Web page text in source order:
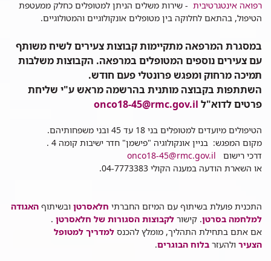
רפואה אינטגרטיבית - שירות משלים הניתן למטופלים כחלק ממעטפת
הטיפול, בהתאם לחלוקה בין מטופלים אונקולוגיים והמטולוגיים.
במסגרת המרפאה מתקיימות קבוצות צעירים לשיח משותף
עם צעירים נוספים המטופלים במרפאה. הקבוצות משלבות
תמיכה מרחוק ומפגש פרונטלי פעם חודש.
השתתפות בקבוצה מותנית בהרשמה מראש ע"י שליחת
פרטים לדוא"ל onco18-45@rmc.gov.il
הטיפולים מיועדים למטופלים בני 18 עד 45 ובני משפחותיהם
.
מקום המפגש: בניין אונקולוגיה "פישמן" חדר ישיבות קומה 4 .
דרכי רישום onco18-45@rmc.gov.il
או השארת הודעה במענה הקולי 04-7773383 .
התכנית פועלת בשיתוף עם המיזם החברתי חלאסרטן ובשיתוף האגודה
למלחמה בסרטן. קישור לקבוצות הסגורות של חלאסרטן .
אם אתם בתחילת התהליך, מומלץ להכנס למדריך למטופל
הצעיר ולהעזר בלוח הבוגרים.